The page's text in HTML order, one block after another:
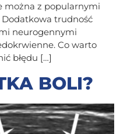
można z popularnymi
trudność
neurogennymi
Co warto
błędu […]
BOLI?